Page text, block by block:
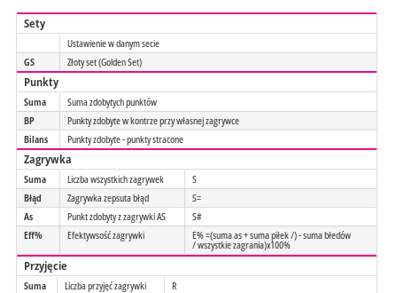
Sety
Ustawienie w danym secie
GS
Złoty set (Golden Set)
Punkty
Suma
Suma zdobytych punktów
BP
Punkty zdobyte w kontrze przy własnej zagrywce
Bilans
Punkty zdobyte - punkty stracone
Zagrywka
Suma Liczba wszystkich zagrywek
S
Błąd
Zagrywka zepsuta błąd
S=
As
Punkt zdobyty z zagrywki AS
S#
Eff%
Efektywsość zagrywki E% =(suma as + suma piłek /) - suma błedów
/ wszystkie zagrania)x100%
Przyjęcie
Suma Liczba przyjęć zagrywki
R